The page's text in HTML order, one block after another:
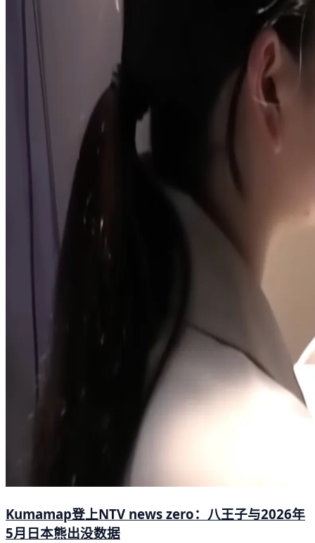
Kumamap登上NTV news zero：八王子与2026年
5月日本熊出没数据